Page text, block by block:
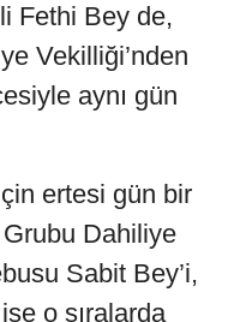
Fethi Bey de,
Vekilliği’nden
aynı gün
ertesi gün bir
Grubu Dahiliye
Sabit Bey’i,
o sıralarda